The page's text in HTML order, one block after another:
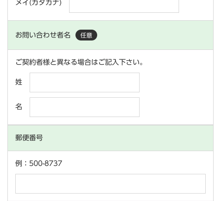
メイ(カタカナ)
お問い合わせ者名 任意
ご契約者様と異なる場合はご記入下さい。
姓
名
郵便番号
例：500-8737